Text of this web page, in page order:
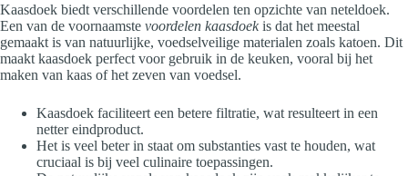
Kaasdoek biedt verschillende voordelen ten opzichte van neteldoek.
Een van de voornaamste voordelen kaasdoekis dat het meestal
gemaakt is van natuurlijke, voedselveilige materialen zoals katoen. Dit
maakt kaasdoek perfect voor gebruik in de keuken, vooral bij het
maken van kaas of het zeven van voedsel.
Kaasdoek faciliteert een betere filtratie, wat resulteert in een
netter eindproduct.
Het is veel beter in staat om substanties vast te houden, wat
cruciaal is bij veel culinaire toepassingen.